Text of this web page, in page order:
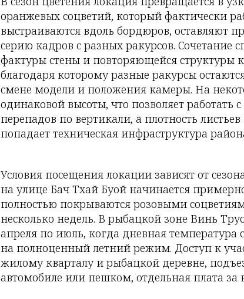
оранжевых соцветий, который фактически
выстраиваются вдоль бордюров, оставляют
серию кадров с разных ракурсов. Сочетание
фактуры стены и повторяющейся структуры
благодаря которому разные ракурсы
смене модели и положения камеры. На
одинаковой высоты, что позволяет работать
перепадов по вертикали, а плотность
попадает техническая инфраструктура
Условия посещения локации зависят от
на улице Бач Тхай Буой начинается
полностью покрываются розовыми
несколько недель. В рыбацкой зоне Винь
апреля по июль, когда дневная температура
на полноценный летний режим. Доступ к
жилому кварталу и рыбацкой деревне,
автомобиле или пешком, отдельная плата за